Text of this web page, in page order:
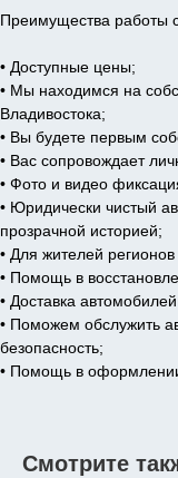
Преимущества работы
• Доступные цены;
• Мы находимся на
Владивостока;
• Вы будете первым
• Вас сопровождает
• Фото и видео
• Юридически чистый
прозрачной историей;
• Для жителей
• Помощь в
• Доставка
• Поможем обслужить
безопасность;
• Помощь в
Смотрите